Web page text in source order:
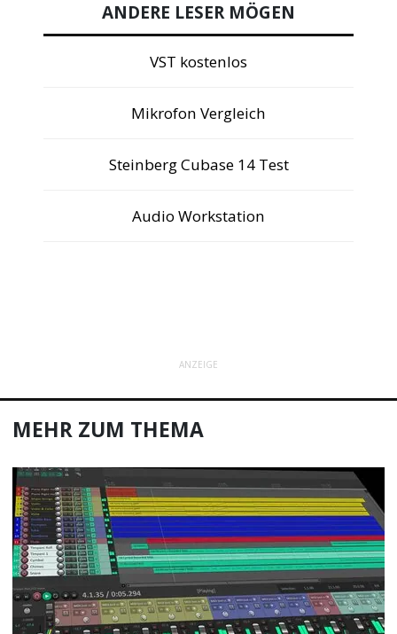
ANDERE LESER MÖGEN
VST kostenlos
Mikrofon Vergleich
Steinberg Cubase 14 Test
Audio Workstation
ANZEIGE
MEHR ZUM THEMA